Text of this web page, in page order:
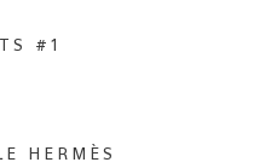
#1
HERMÈS